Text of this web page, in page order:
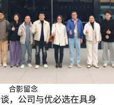
合影留念
，公司与优必选在具身